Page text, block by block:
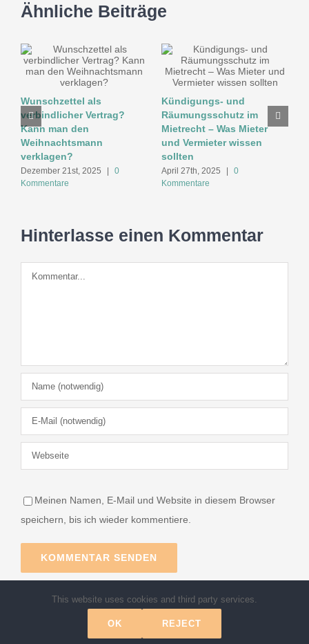
Ähnliche Beiträge
Wunschzettel als
verbindlicher Vertrag?
Kann man den
Weihnachtsmann
verklagen?
Dezember 21st, 2025
0
Kommentare
Kündigungs- und
Räumungsschutz im
Mietrecht – Was Mieter
und Vermieter wissen
sollten
April 27th, 2025
0
Kommentare
Hinterlasse einen Kommentar
Kommentar
Meinen Namen, E-Mail und Website in diesem Browser
speichern, bis ich wieder kommentiere.
This website uses cookies and third party services.
OK REJECT